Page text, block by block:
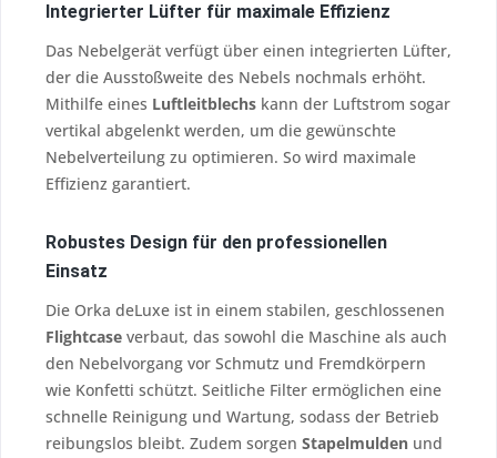
Integrierter Lüfter für maximale Effizienz
Das Nebelgerät verfügt über einen integrierten Lüfter,
der die Ausstoßweite des Nebels nochmals erhöht.
Mithilfe eines Luftleitblechs kann der Luftstrom sogar
vertikal abgelenkt werden, um die gewünschte
Nebelverteilung zu optimieren. So wird maximale
Effizienz garantiert.
Robustes Design für den professionellen
Einsatz
Die Orka deLuxe ist in einem stabilen, geschlossenen
Flightcase verbaut, das sowohl die Maschine als auch
den Nebelvorgang vor Schmutz und Fremdkörpern
wie Konfetti schützt. Seitliche Filter ermöglichen eine
schnelle Reinigung und Wartung, sodass der Betrieb
reibungslos bleibt. Zudem sorgen Stapelmulden und